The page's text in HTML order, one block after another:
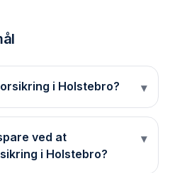
i Holstebro? ▾
ved at
i Holstebro?
▾